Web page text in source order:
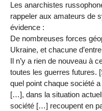
Les anarchistes
rappeler aux amateurs de
évidence :
De nombreuses forces
Ukraine, et chacune
Il n’y a rien de nouveau à
toutes les guerres futures.
quel point chaque société
[…], dans la situation
société […] recoupent en